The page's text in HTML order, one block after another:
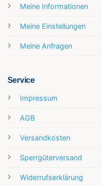
Meine Informationen
Meine Einstellungen
Meine Anfragen
Service
Impressum
AGB
Versandkosten
Sperrgüterversand
Widerrufserklärung